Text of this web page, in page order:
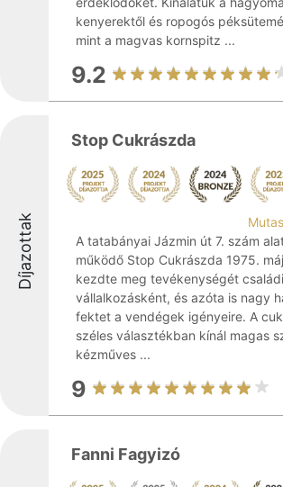
kenyerektől és ropogós
mint a magvas kornspitz ...
9.2
Díjazottak
Stop Cukrászda
A tatabányai Jázmin út 7. szám
működő Stop Cukrászda 1975.
kezdte meg tevékenységét családi
vállalkozásként, és azóta is nagy
fektet a vendégek igényeire. A
széles választékban kínál magas
kézműves ...
9
Fanni Fagyizó